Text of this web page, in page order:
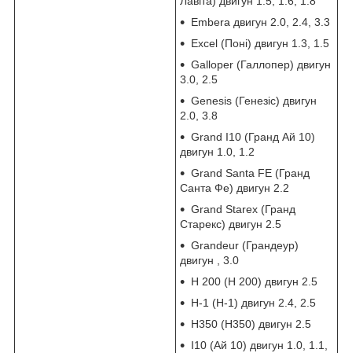
Embera двигун 2.0, 2.4, 3.3
Excel (Поні) двигун 1.3, 1.5
Galloper (Галлопер) двигун
3.0, 2.5
Genesis (Генезіс) двигун
2.0, 3.8
Grand I10 (Гранд Ай 10)
двигун 1.0, 1.2
Grand Santa FE (Гранд
Санта Фе) двигун 2.2
Grand Starex (Гранд
Старекс) двигун 2.5
Grandeur (Грандеур)
двигун , 3.0
H 200 (Н 200) двигун 2.5
H-1 (Н-1) двигун 2.4, 2.5
H350 (Н350) двигун 2.5
I10 (Ай 10) двигун 1.0, 1.1,